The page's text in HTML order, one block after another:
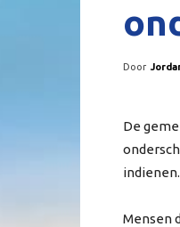
Door
De
indienen.
Mensen